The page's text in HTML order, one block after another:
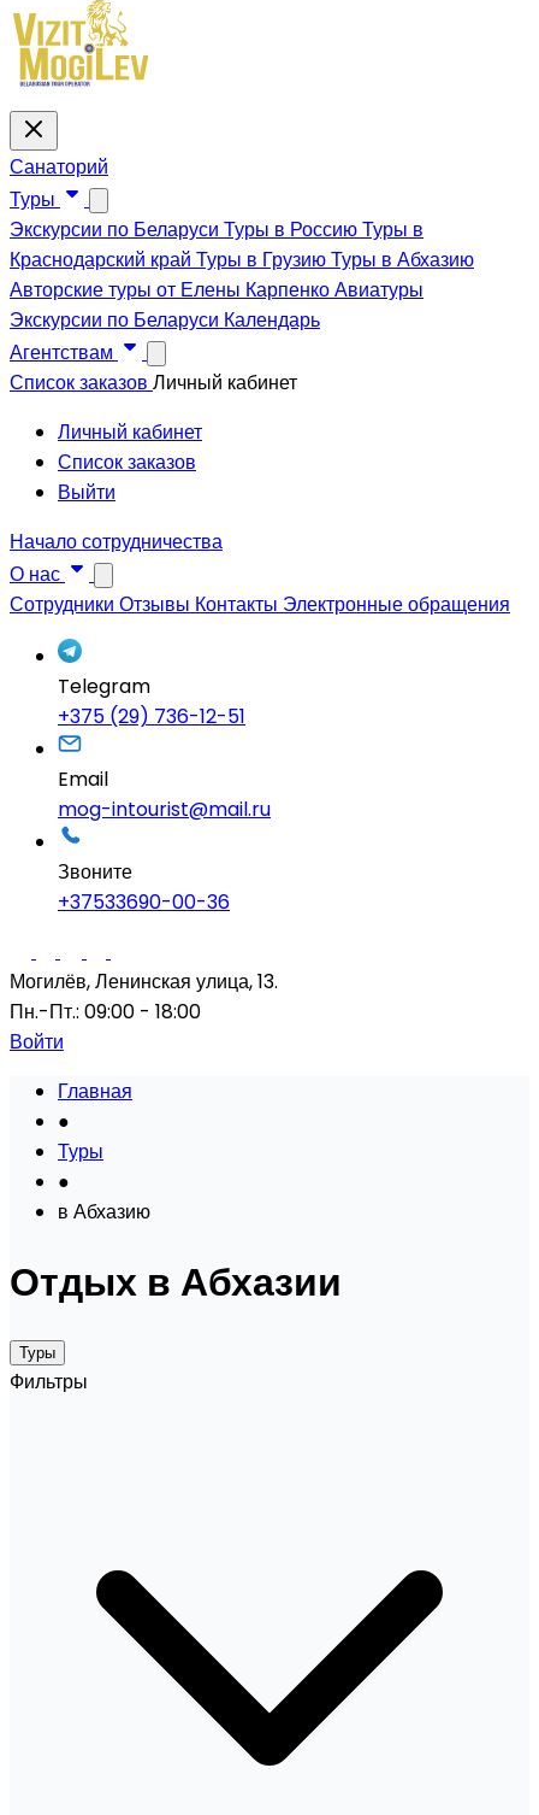
Санаторий
Туры
Экскурсии по Беларуси Туры в РоссиюТуры в
Краснодарский край Туры в ГрузиюТуры в Абхазию
Авторские туры от Елены КарпенкоАвиатуры
Экскурсии по Беларуси Календарь
Агентствам
Список заказов Личный кабинет
Личный кабинет
Список заказов
Выйти
Начало сотрудничества
О нас
Сотрудники Отзывы Контакты Электронные обращения
Telegram
+375 (29) 736-12-51
Email
mog-intourist@mail.ru
Звоните
+37533690-00-36
Могилёв, Ленинская улица, 13.
Пн.-Пт.: 09:00 - 18:00
Войти
Главная
●
Туры
●
в Абхазию
Отдых в Абхазии
Туры
Фильтры